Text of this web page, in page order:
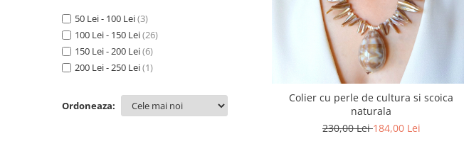
Gri (1)
Maro(17)
Portocaliu(4)
Roz (1)
Verde
50 Lei - 100 Lei(3)
100 Lei - 150 Lei(26)
150 Lei - 200 Lei(6)
200 Lei - 250 Lei(1)
Ordoneaza:
Colier cu perle de cultura si scoica
naturala
230,00 Lei184,00 Lei